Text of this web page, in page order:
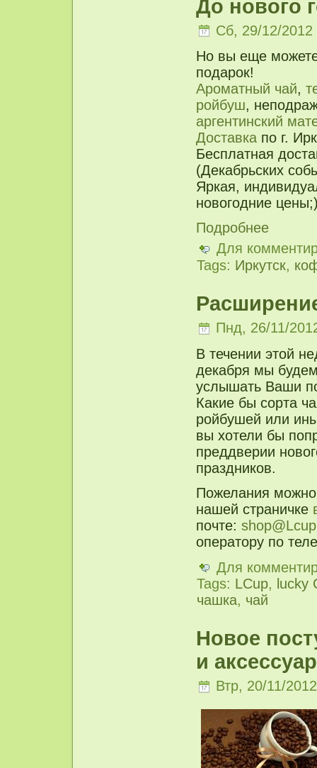
До нового
Сб, 29/12/2012
Но вы еще можете
подарок!
Ароматный чай,
ройбуш,
аргентинский
Доставкапо г.
Бесплатная
(Декабрьских
Яркая,
новогодние
Подробнее
Для
Tags: Иркутск,
Пнд, 26/11/
В течении этой
декабря мы
услышать Ваши
Какие бы сорта
ройбушей или
вы хотели бы
преддверии
праздников.
Пожелания можно
нашей страничке
почте:
оператору по
Для
Tags: LCup, lucky
чашка, чай
Новое
и
Втр, 20/11/